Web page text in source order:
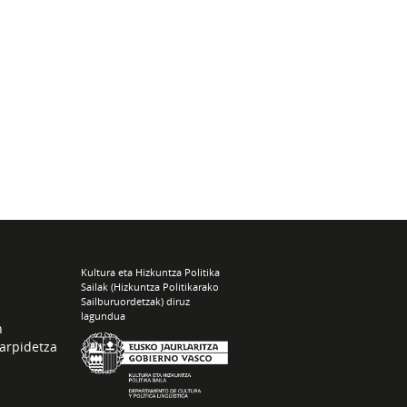
Kultura eta Hizkuntza Politika
Sailak (Hizkuntza Politikarako
Sailburuordetzak) diruz
lagundua